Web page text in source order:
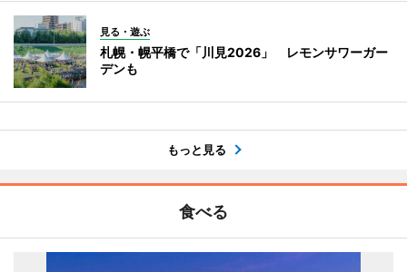
見る・遊ぶ
札幌・幌平橋で「川見2026」 レモンサワーガー
デンも
もっと見る
食べる